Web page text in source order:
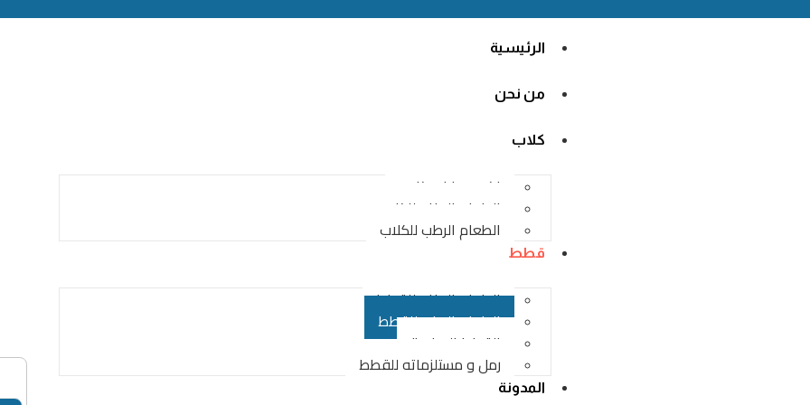
الرئيسية
من نحن
كلاب
اكسسوارات كلاب
الطعام الجاف للكلاب
الطعام الرطب للكلاب
قطط
الطعام الجاف للقطط
الطعام الرطب للقطط
القطط الصغيرة
رمل و مستلزماته للقطط
المدونة